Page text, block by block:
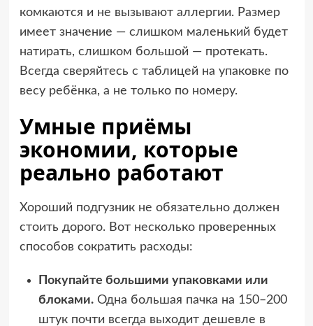
комкаются и не вызывают аллергии. Размер
имеет значение — слишком маленький будет
натирать, слишком большой — протекать.
Всегда сверяйтесь с таблицей на упаковке по
весу ребёнка, а не только по номеру.
Умные приёмы
экономии, которые
реально работают
Хороший подгузник не обязательно должен
стоить дорого. Вот несколько проверенных
способов сократить расходы:
Покупайте большими упаковками или
блоками.Одна большая пачка на 150–200
штук почти всегда выходит дешевле в